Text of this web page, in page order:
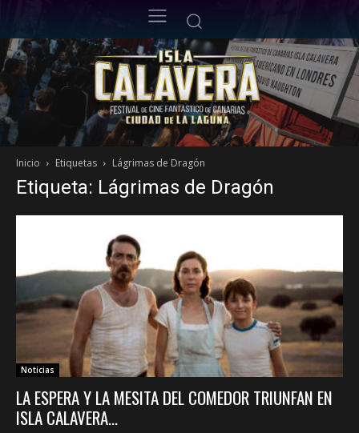
Inicio Etiquetas Lágrimas de Dragón
Etiqueta: Lágrimas de Dragón
Noticias
LA ESPERA Y LA MESITA DEL COMEDOR TRIUNFAN EN
ISLA CALAVERA...